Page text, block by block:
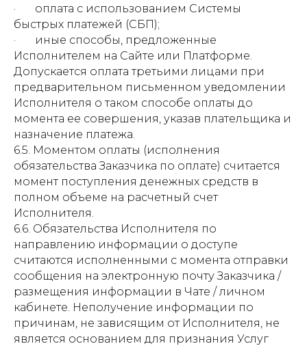
· оплата с использованием Системы
быстрых платежей (СБП);
· иные способы, предложенные
Исполнителем на Сайте или Платформе.
Допускается оплата третьими лицами при
предварительном письменном уведомлении
Исполнителя о таком способе оплаты до
момента ее совершения, указав плательщика и
назначение платежа.
6.5. Моментом оплаты (исполнения
обязательства Заказчика по оплате) считается
момент поступления денежных средств в
полном объеме на расчетный счет
Исполнителя.
6.6. Обязательства Исполнителя по
направлению информации о доступе
считаются исполненными с момента отправки
сообщения на электронную почту Заказчика /
размещения информации в Чате / личном
кабинете. Неполучение информации по
причинам, не зависящим от Исполнителя, не
является основанием для признания Услуг